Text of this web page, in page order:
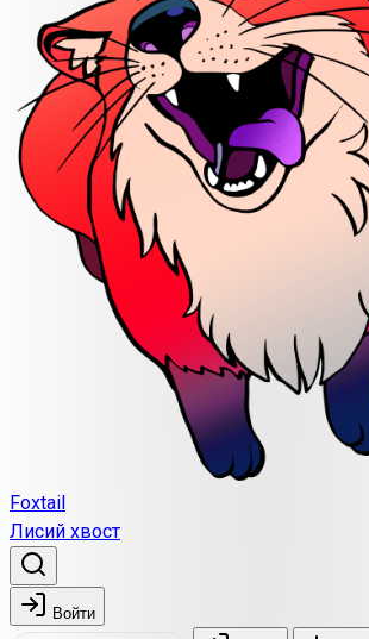
Foxtail
Лисий хвост
Войти